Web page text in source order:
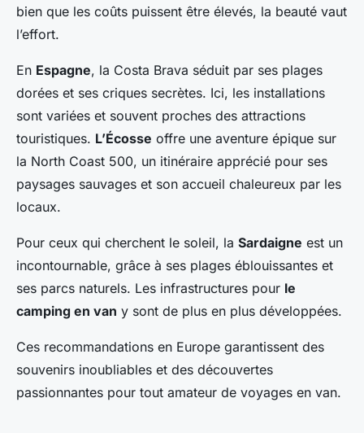
bien que les coûts puissent être élevés, la beauté vaut
l’effort.
En Espagne, la Costa Brava séduit par ses plages
dorées et ses criques secrètes. Ici, les installations
sont variées et souvent proches des attractions
touristiques. L’Écosse offre une aventure épique sur
la North Coast 500, un itinéraire apprécié pour ses
paysages sauvages et son accueil chaleureux par les
locaux.
Pour ceux qui cherchent le soleil, la Sardaigne est un
incontournable, grâce à ses plages éblouissantes et
ses parcs naturels. Les infrastructures pour le
camping en van y sont de plus en plus développées.
Ces recommandations en Europe garantissent des
souvenirs inoubliables et des découvertes
passionnantes pour tout amateur de voyages en van.